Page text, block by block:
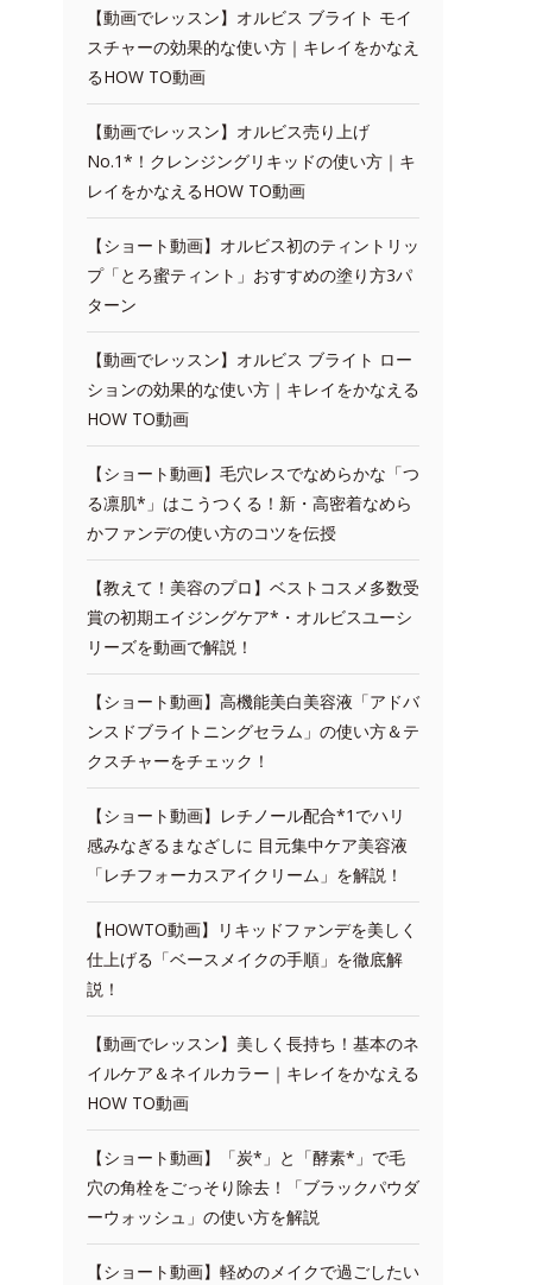
【動画でレッスン】オルビス ブライト モイ
スチャーの効果的な使い方｜キレイをかなえ
るHOW TO動画
【動画でレッスン】オルビス売り上げ
No.1*！クレンジングリキッドの使い方｜キ
レイをかなえるHOW TO動画
【ショート動画】オルビス初のティントリッ
プ「とろ蜜ティント」おすすめの塗り方3パ
ターン
【動画でレッスン】オルビス ブライト ロー
ションの効果的な使い方｜キレイをかなえる
HOW TO動画
【ショート動画】毛穴レスでなめらかな「つ
る凛肌*」はこうつくる！新・高密着なめら
かファンデの使い方のコツを伝授
【教えて！美容のプロ】ベストコスメ多数受
賞の初期エイジングケア*・オルビスユーシ
リーズを動画で解説！
【ショート動画】高機能美白美容液「アドバ
ンスドブライトニングセラム」の使い方＆テ
クスチャーをチェック！
【ショート動画】レチノール配合*1でハリ
感みなぎるまなざしに 目元集中ケア美容液
「レチフォーカスアイクリーム」を解説！
【HOWTO動画】リキッドファンデを美しく
仕上げる「ベースメイクの手順」を徹底解
説！
【動画でレッスン】美しく長持ち！基本のネ
イルケア＆ネイルカラー｜キレイをかなえる
HOW TO動画
【ショート動画】「炭*」と「酵素*」で毛
穴の角栓をごっそり除去！「ブラックパウダ
ーウォッシュ」の使い方を解説
【ショート動画】軽めのメイクで過ごしたい